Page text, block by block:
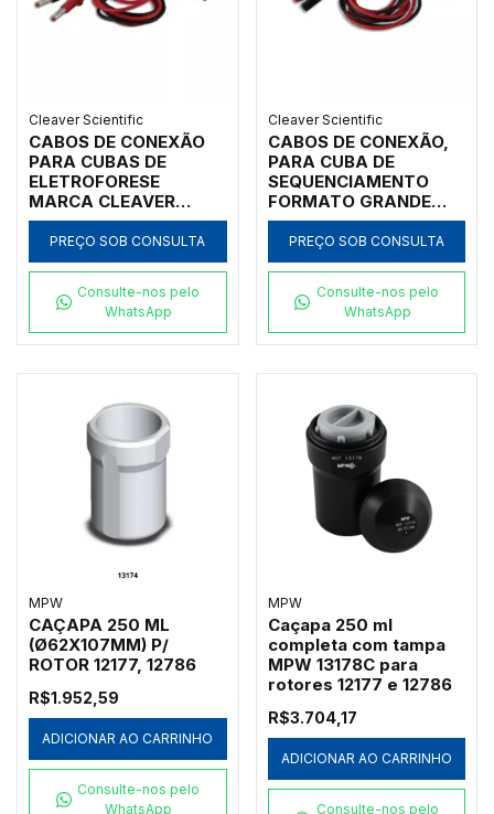
Cleaver Scientific
CABOS DE CONEXÃO
PARA CUBAS DE
ELETROFORESE
MARCA CLEAVER
SCIENTIFIC - CÓDIGO
CSL-CAB
PREÇO SOB CONSULTA
Consulte-nos pelo
WhatsApp
Cleaver Scientific
CABOS DE CONEXÃO,
PARA CUBA DE
SEQUENCIAMENTO
FORMATO GRANDE
MODELOS CSQ20 E
CSQ33 MARCA
CLEAVER SCIENTIFIC
CSL-CAB2
PREÇO SOB CONSULTA
Consulte-nos pelo
WhatsApp
MPW
CAÇAPA 250 ML
(Ø62X107MM) P/
ROTOR 12177, 12786
R$1.952,59
ADICIONAR AO CARRINHO
Consulte-nos pelo
WhatsApp
MPW
Caçapa 250 ml
completa com tampa
MPW 13178C para
rotores 12177 e 12786
R$3.704,17
ADICIONAR AO CARRINHO
Consulte-nos pelo